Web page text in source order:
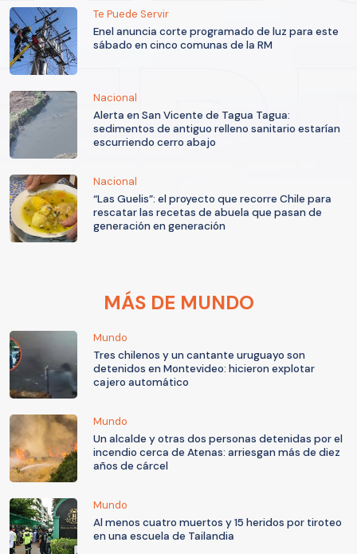
Te Puede Servir
Enel anuncia corte programado de luz para este
sábado en cinco comunas de la RM
Nacional
Alerta en San Vicente de Tagua Tagua:
sedimentos de antiguo relleno sanitario estarían
escurriendo cerro abajo
Nacional
“Las Guelis”: el proyecto que recorre Chile para
rescatar las recetas de abuela que pasan de
generación en generación
MÁS DE MUNDO
Mundo
Tres chilenos y un cantante uruguayo son
detenidos en Montevideo: hicieron explotar
cajero automático
Mundo
Un alcalde y otras dos personas detenidas por el
incendio cerca de Atenas: arriesgan más de diez
años de cárcel
Mundo
Al menos cuatro muertos y 15 heridos por tiroteo
en una escuela de Tailandia